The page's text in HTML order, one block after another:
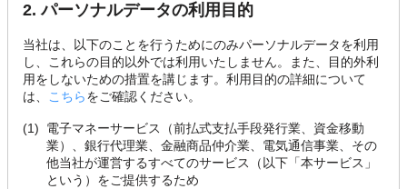
2. パーソナルデータの利用目的
当社は、以下のことを行うためにのみパーソナルデータを利用
し、これらの目的以外では利用いたしません。また、目的外利
用をしないための措置を講じます。利用目的の詳細について
は、
こちらをご確認ください。
(1)
電子マネーサービス（前払式支払手段発行業、資金移動
業）、銀行代理業、金融商品仲介業、電気通信事業、その
他当社が運営するすべてのサービス（以下「本サービス」
という）をご提供するため